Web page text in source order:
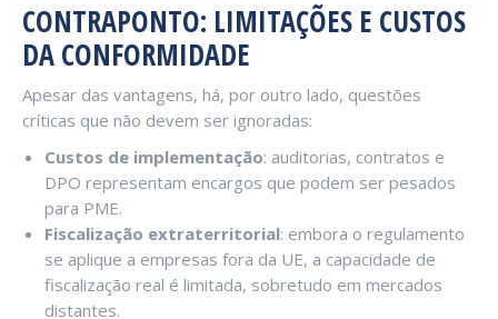
CONTRAPONTO: LIMITAÇÕES E CUSTOS
DA CONFORMIDADE
Apesar das vantagens, há, por outro lado, questões
críticas que não devem ser ignoradas:
Custos de implementação: auditorias, contratos e
DPO representam encargos que podem ser pesados
para PME.
Fiscalização extraterritorial: embora o regulamento
se aplique a empresas fora da UE, a capacidade de
fiscalização real é limitada, sobretudo em mercados
distantes.